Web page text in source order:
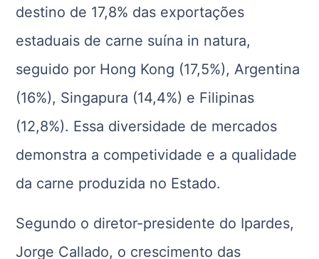
destino de 17,8% das exportações
estaduais de carne suína in natura,
seguido por Hong Kong (17,5%), Argentina
(16%), Singapura (14,4%) e Filipinas
(12,8%). Essa diversidade de mercados
demonstra a competividade e a qualidade
da carne produzida no Estado.
Segundo o diretor-presidente do Ipardes,
Jorge Callado, o crescimento das